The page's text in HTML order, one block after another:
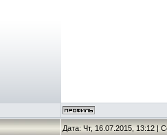
Дата: Чт, 16.07.2015, 13:12 |